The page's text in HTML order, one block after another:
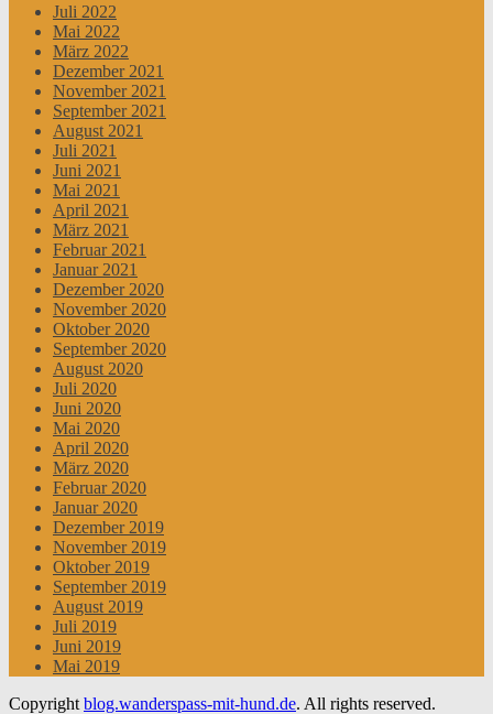
Juli 2022
Mai 2022
März 2022
Dezember 2021
November 2021
September 2021
August 2021
Juli 2021
Juni 2021
Mai 2021
April 2021
März 2021
Februar 2021
Januar 2021
Dezember 2020
November 2020
Oktober 2020
September 2020
August 2020
Juli 2020
Juni 2020
Mai 2020
April 2020
März 2020
Februar 2020
Januar 2020
Dezember 2019
November 2019
Oktober 2019
September 2019
August 2019
Juli 2019
Juni 2019
Mai 2019
Copyright blog.wanderspass-mit-hund.de. All rights reserved.